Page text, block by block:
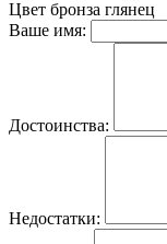
Цвет бронза глянец
Ваше имя:
Достоинства:
Недостатки: